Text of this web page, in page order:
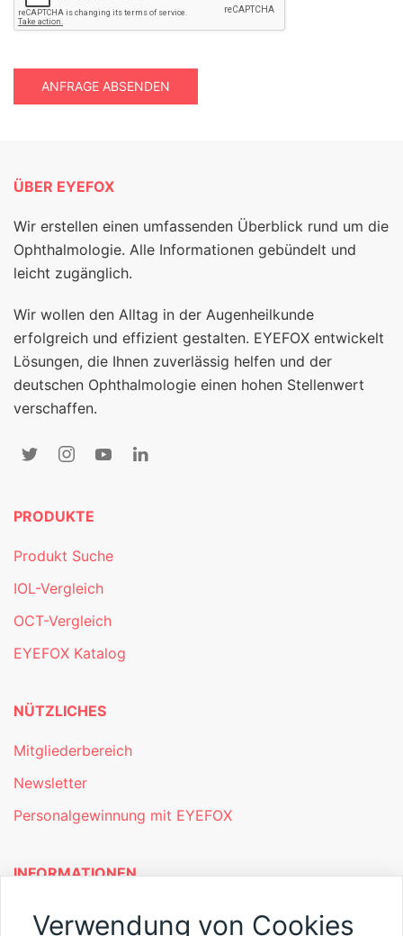
ANFRAGE ABSENDEN
ÜBER EYEFOX
Wir erstellen einen umfassenden Überblick rund um die
Ophthalmologie. Alle Informationen gebündelt und
leicht zugänglich.
Wir wollen den Alltag in der Augenheilkunde
erfolgreich und effizient gestalten. EYEFOX entwickelt
Lösungen, die Ihnen zuverlässig helfen und der
deutschen Ophthalmologie einen hohen Stellenwert
verschaffen.
PRODUKTE
Produkt Suche
IOL-Vergleich
OCT-Vergleich
EYEFOX Katalog
NÜTZLICHES
Mitgliederbereich
Newsletter
Personalgewinnung mit EYEFOX
INFORMATIONEN
Was ist EYEFOX – Ihre Möglichkeiten
Verwendung von Cookies